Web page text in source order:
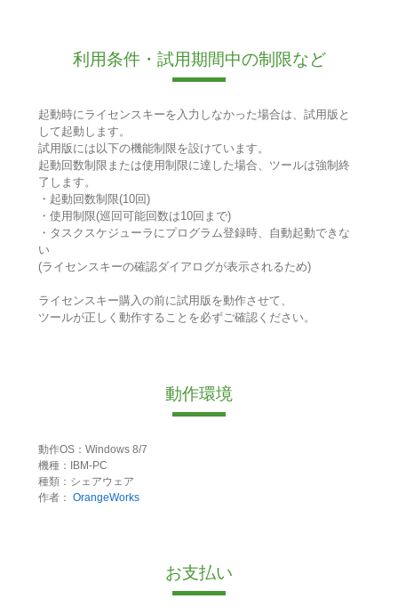
利用条件・試用期間中の制限など
起動時にライセンスキーを入力しなかった場合は、試用版と
して起動します。
試用版には以下の機能制限を設けています。
起動回数制限または使用制限に達した場合、ツールは強制終
了します。
・起動回数制限(10回)
・使用制限(巡回可能回数は10回まで)
・タスクスケジューラにプログラム登録時、自動起動できな
い
(ライセンスキーの確認ダイアログが表示されるため)
ライセンスキー購入の前に試用版を動作させて、
ツールが正しく動作することを必ずご確認ください。
動作環境
動作OS：Windows 8/7
機種：IBM-PC
種類：シェアウェア
作者： OrangeWorks
お支払い